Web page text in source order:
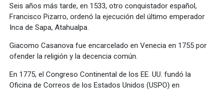
Seis años más tarde, en 1533, otro conquistador español,
Francisco Pizarro, ordenó la ejecución del último emperador
Inca de Sapa, Atahualpa.
Giacomo Casanova fue encarcelado en Venecia en 1755 por
ofender la religión y la decencia común.
En 1775, el Congreso Continental de los EE. UU. fundó la
Oficina de Correos de los Estados Unidos (USPO) en